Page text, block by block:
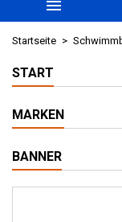

Startseite
START
MARKEN
BANNER